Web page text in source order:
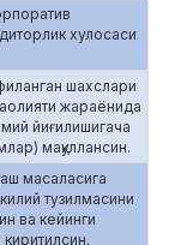
хулосаси
шахслари
жараёнида
йиғилишигача
мақуллансин.
масаласига
тузилмасини
ва кейинги